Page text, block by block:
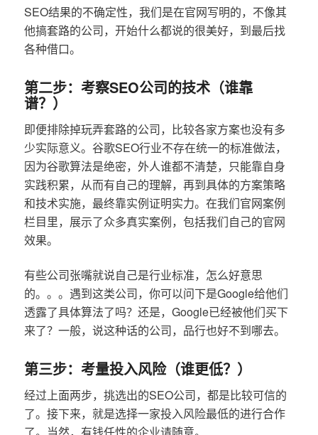
SEO结果的不确定性，我们是在官网写明的，不像其
他搞套路的公司，开始什么都说的很美好，到最后找
各种借口。
第二步：考察SEO公司的技术（谁靠
谱？）
即便排除掉玩弄套路的公司，比较各家方案也没有多
少实际意义。谷歌SEO行业不存在统一的标准做法，
因为谷歌算法是绝密，外人谁都不清楚，只能靠自身
实践积累，从而有自己的理解，再到具体的方案策略
和技术实施，最终靠实例证明实力。在我们官网案例
栏目里，展示了众多真实案例，包括我们自己的官网
效果。
有些公司张嘴就说自己是行业标准，怎么好意思
的。。。遇到这类公司，你可以问下是Google给他们
透露了具体算法了吗？还是，Google已经被他们买下
来了？一般，说这种话的公司，品行也好不到哪去。
第三步：考量投入风险（谁更低？）
经过上面两步，挑选出的SEO公司，都是比较可信的
了。接下来，就是选择一家投入风险最低的进行合作